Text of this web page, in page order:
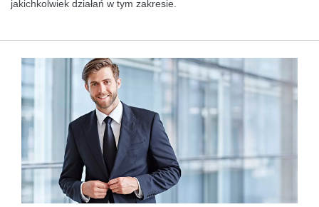
jakichkolwiek działań w tym zakresie.